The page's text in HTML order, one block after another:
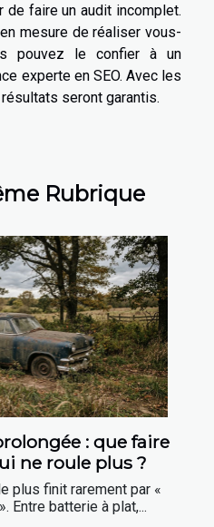
de faire un audit incomplet.
mesure de réaliser vous-
pouvez le confier à un
experte en SEO. Avec les
seront garantis.
Rubrique
: que faire
ne roule plus ?
plus finit rarement par «
Entre batterie à plat,...